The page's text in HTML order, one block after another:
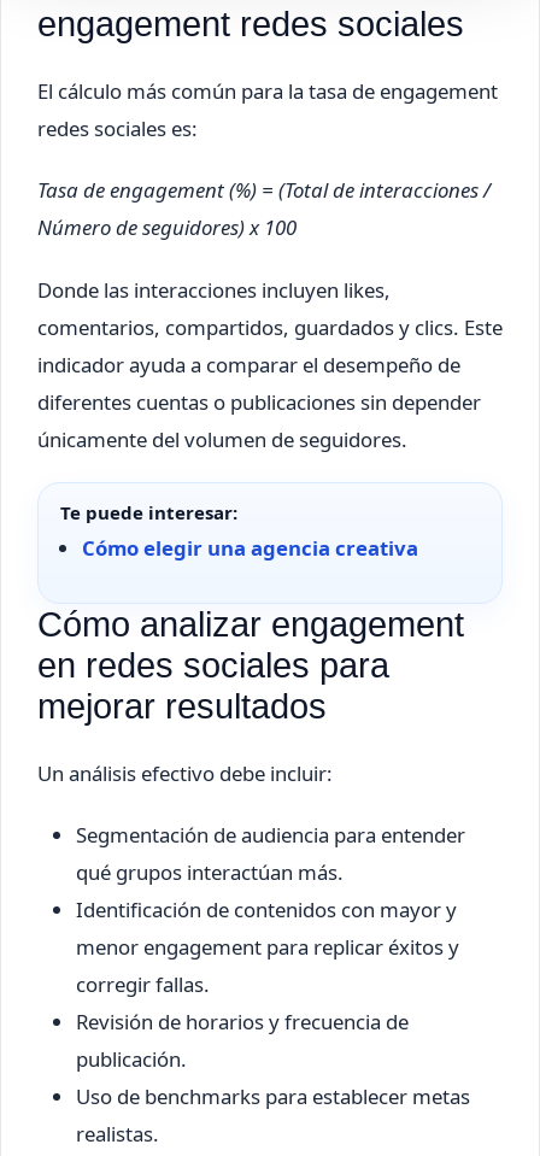
engagement redes sociales
El cálculo más común para la tasa de engagement
redes sociales es:
Tasa de engagement (%) = (Total de interacciones /
Número de seguidores) x 100
Donde las interacciones incluyen likes,
comentarios, compartidos, guardados y clics. Este
indicador ayuda a comparar el desempeño de
diferentes cuentas o publicaciones sin depender
únicamente del volumen de seguidores.
Te puede interesar:
Cómo elegir una agencia creativa
Cómo analizar engagement
en redes sociales para
mejorar resultados
Un análisis efectivo debe incluir:
Segmentación de audiencia para entender
qué grupos interactúan más.
Identificación de contenidos con mayor y
menor engagement para replicar éxitos y
corregir fallas.
Revisión de horarios y frecuencia de
publicación.
Uso de benchmarks para establecer metas
realistas.